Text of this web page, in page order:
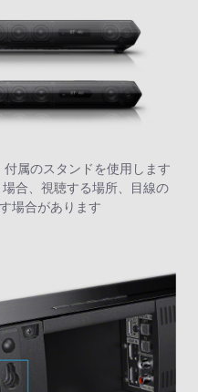
属のスタンドを使用します
合、視聴する場所、目線の
場合があります